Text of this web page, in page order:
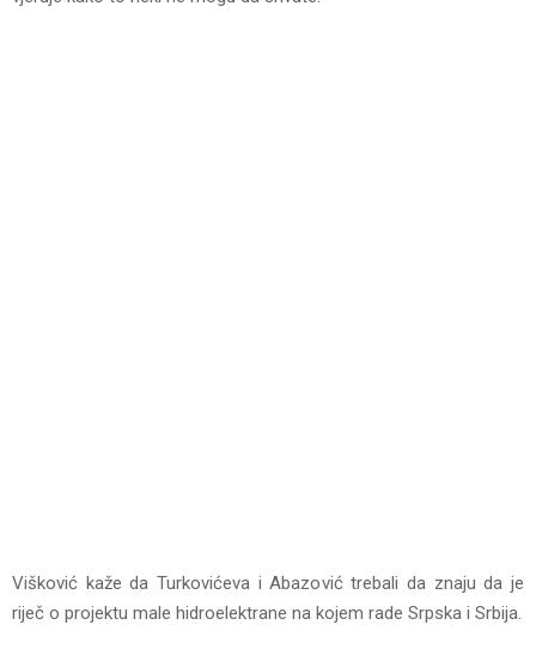
Višković kaže da Turkovićeva i Abazović trebali da znaju da je
riječ o projektu male hidroelektrane na kojem rade Srpska i Srbija.